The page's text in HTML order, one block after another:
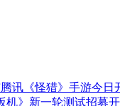
讯《怪猎》手游今日
机》新一轮测试招募